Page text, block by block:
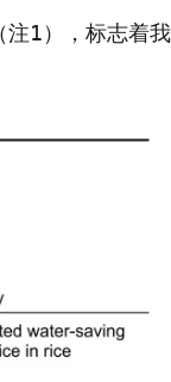
1），标志着